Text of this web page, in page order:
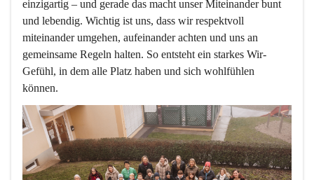
einzigartig – und gerade das macht unser Miteinander bunt
und lebendig. Wichtig ist uns, dass wir respektvoll
miteinander umgehen, aufeinander achten und uns an
gemeinsame Regeln halten. So entsteht ein starkes Wir-
Gefühl, in dem alle Platz haben und sich wohlfühlen
können.